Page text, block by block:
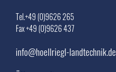
Tel.+49 (0)9626 265
Fax +49 (0)9626 437
info@hoellriegl-landtechnik.de